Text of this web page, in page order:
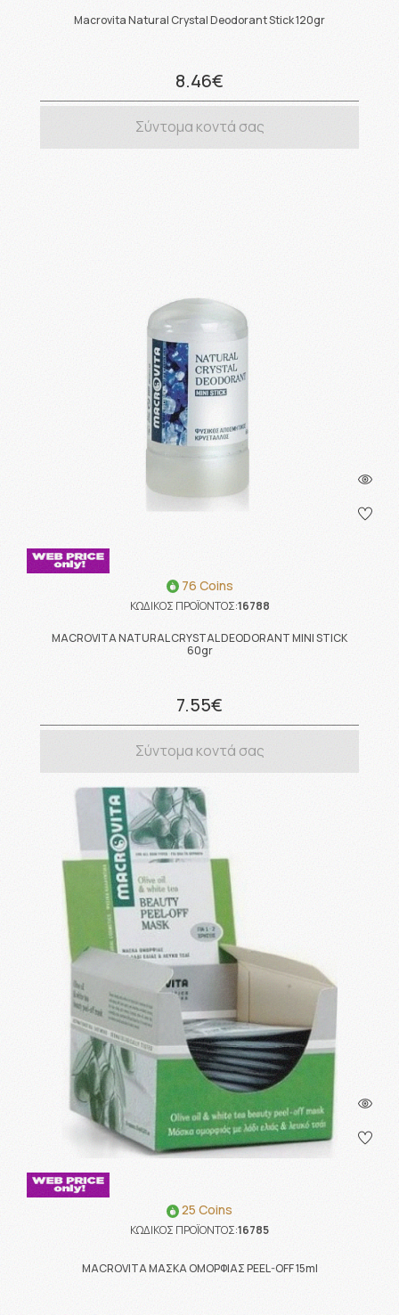
Macrovita Natural Crystal Deodorant Stick 120gr
8.46€
Σύντομα κοντά σας
76 Coins
ΚΩΔΙΚΟΣ ΠΡΟΪΟΝΤΟΣ:16788
MACROVITA NATURAL CRYSTAL DEODORANT MINI STICK
60gr
7.55€
Σύντομα κοντά σας
25 Coins
ΚΩΔΙΚΟΣ ΠΡΟΪΟΝΤΟΣ:16785
MACROVITA ΜΑΣΚΑ ΟΜΟΡΦΙΑΣ PEEL-OFF 15ml